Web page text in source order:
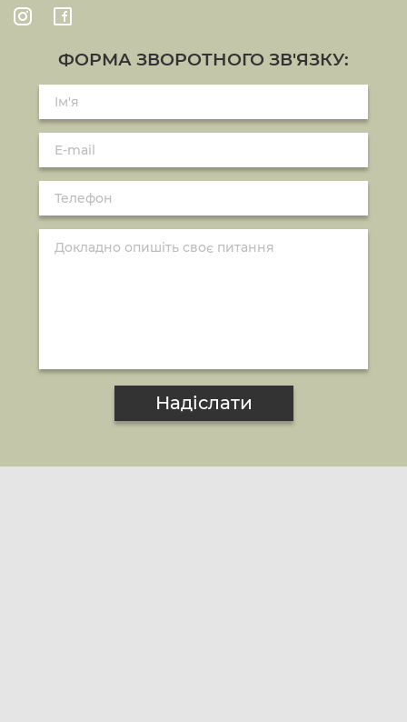
ФОРМА ЗВОРОТНОГО ЗВ'ЯЗКУ:
Надіслати